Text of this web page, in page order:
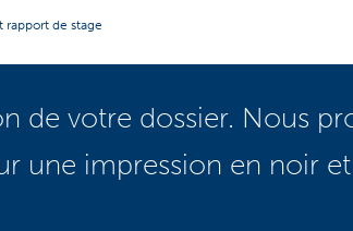
rapport de stage
de votre dossier. Nous
une impression en noir